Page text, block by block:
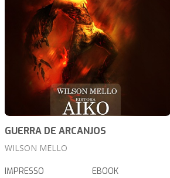
GUERRA DE ARCANJOS
WILSON MELLO
IMPRESSO EBOOK